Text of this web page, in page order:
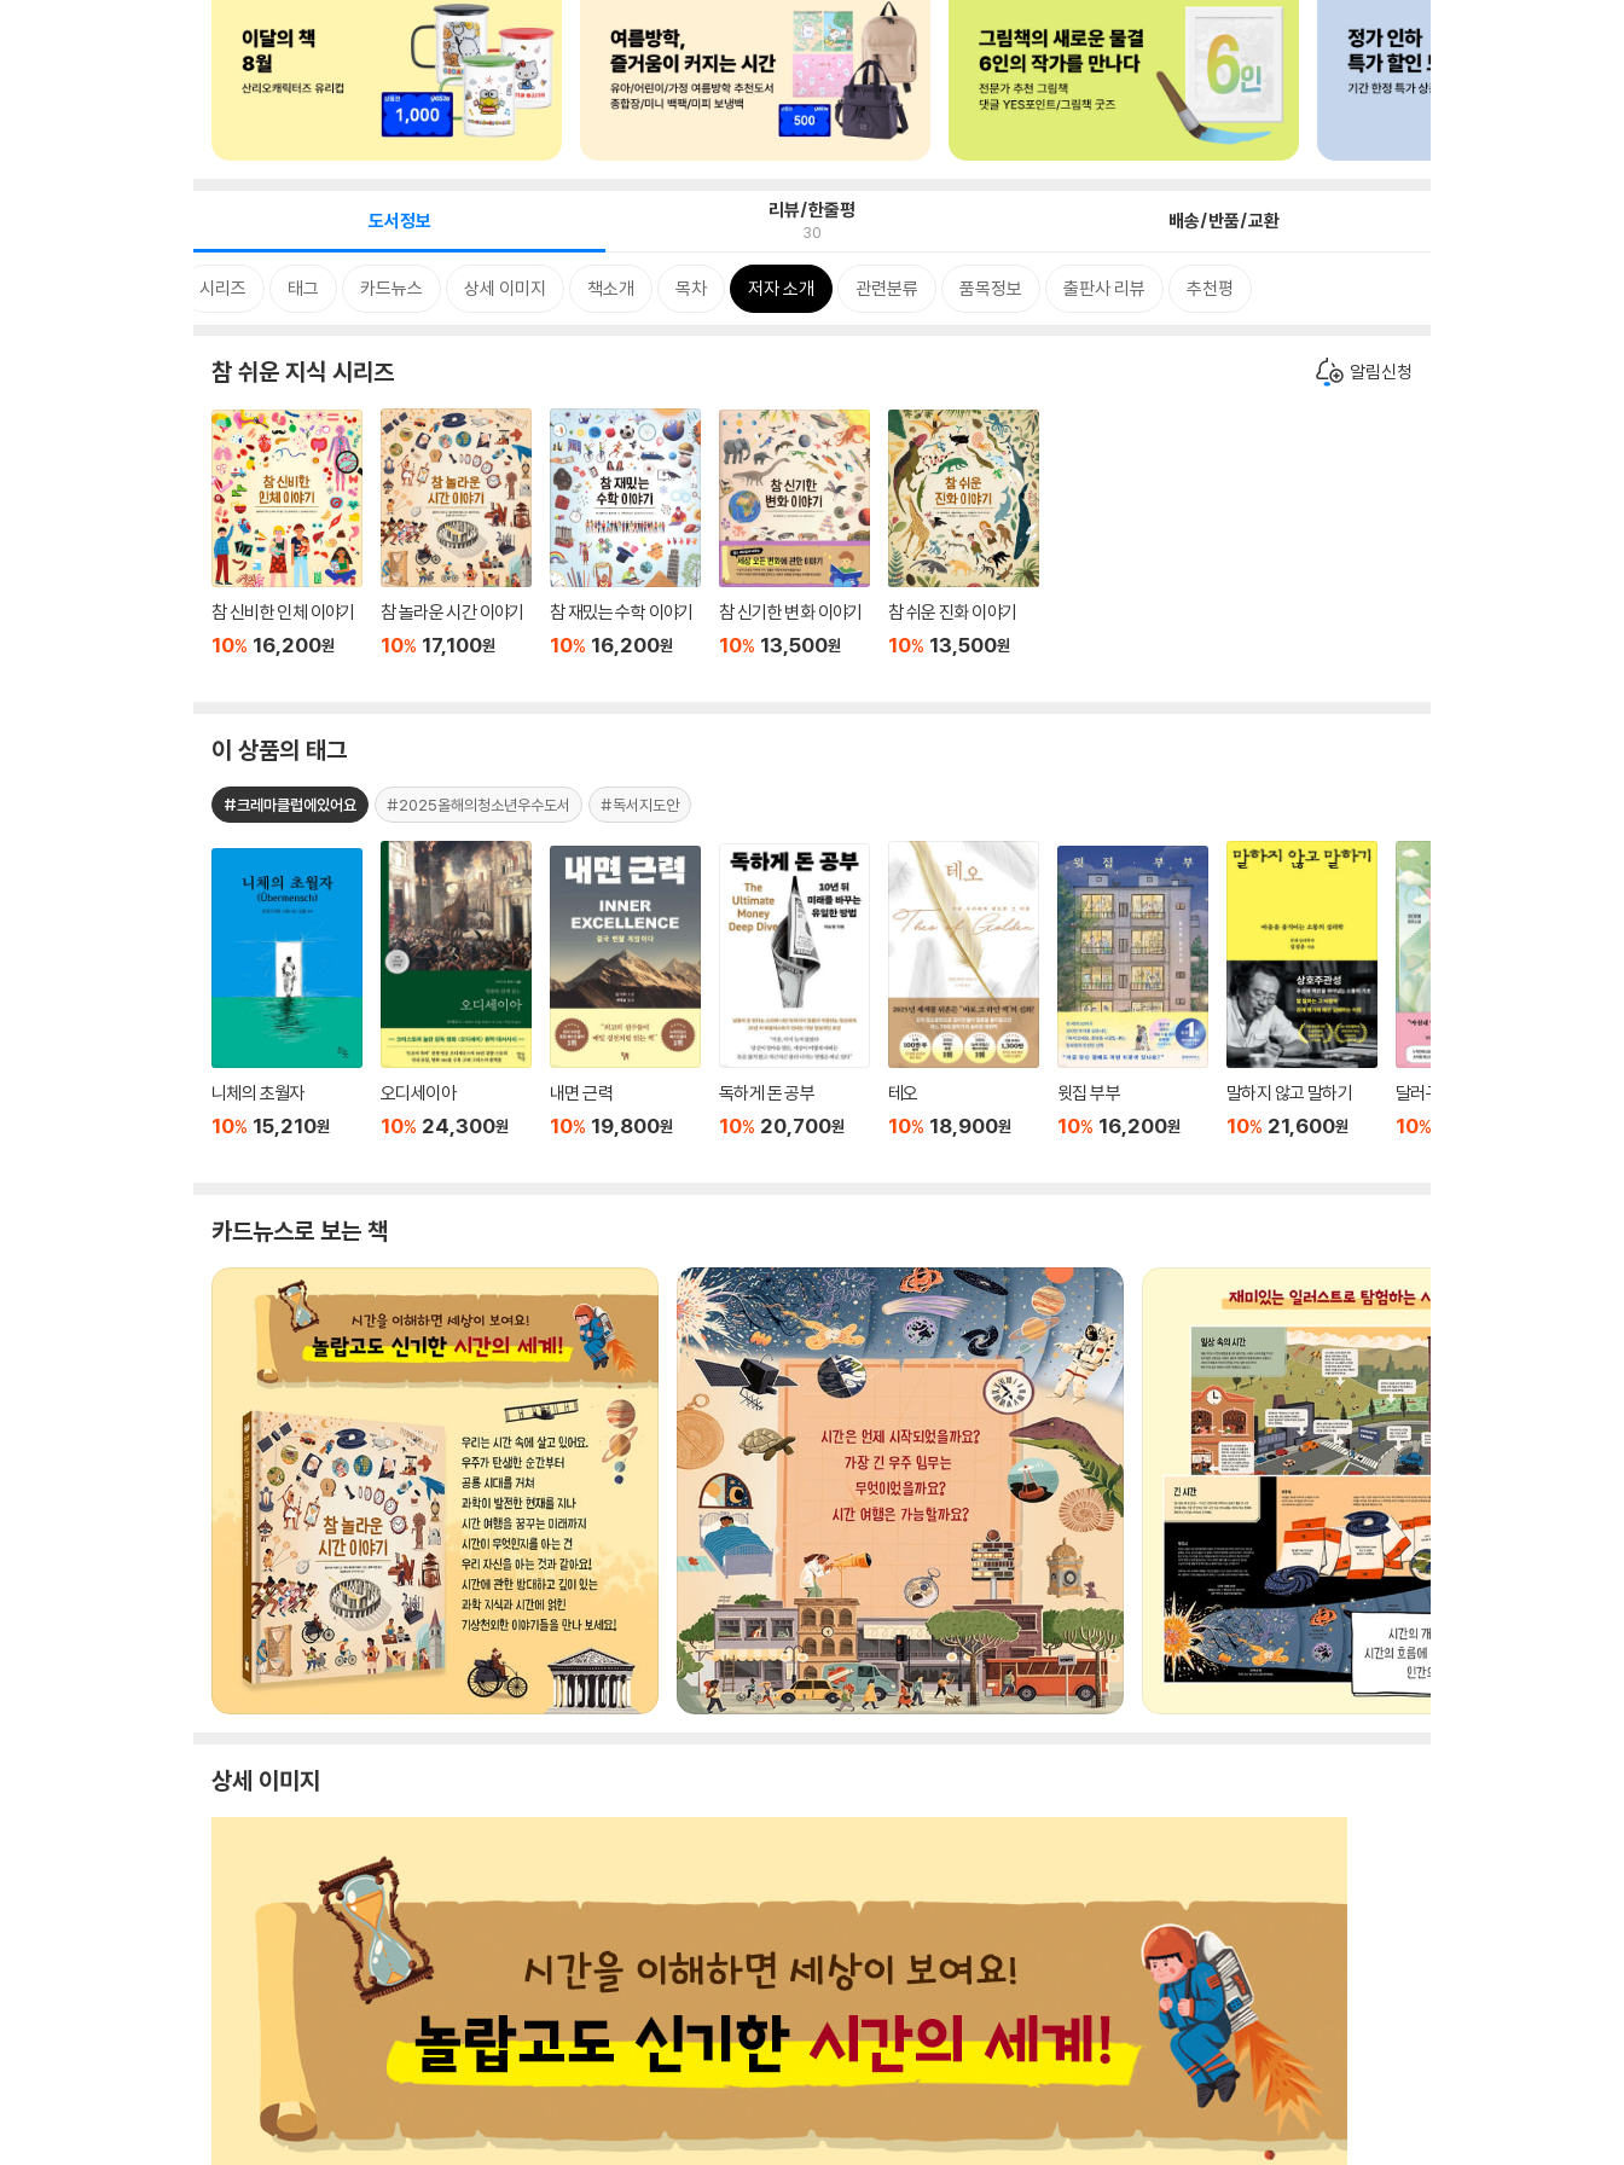
도서정보 리뷰/한줄평
30 배송/반품/교환
시리즈 태그 카드뉴스 상세 이미지 책소개 목차 저자 소개 관련분류 품목정보 출판사 리뷰 추천평
참 쉬운 지식 시리즈 알림신청
참 신비한 인체 이야기
10% 16,200원
참 놀라운 시간 이야기
10% 17,100원
참 재밌는 수학 이야기
10% 16,200원
참 신기한 변화 이야기
10% 13,500원
참 쉬운 진화 이야기
10% 13,500원
이 상품의 태그
#크레마클럽에있어요 #2025올해의청소년우수도서 #독서지도안
니체의 초월자
10% 15,210원
오디세이아
10% 24,300원
내면 근력
10% 19,800원
독하게 돈 공부
10% 20,700원
테오
10% 18,900원
윗집 부부
10% 16,200원
말하지 않고 말하기
10% 21,600원
달러구트 꿈 백화점 0
10%
카드뉴스로 보는 책
상세 이미지